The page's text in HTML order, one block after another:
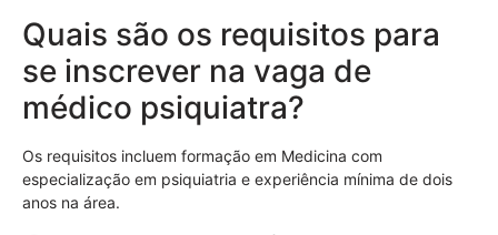
Quais são os requisitos para
se inscrever na vaga de
médico psiquiatra?
Os requisitos incluem formação em Medicina com
especialização em psiquiatria e experiência mínima de dois
anos na área.